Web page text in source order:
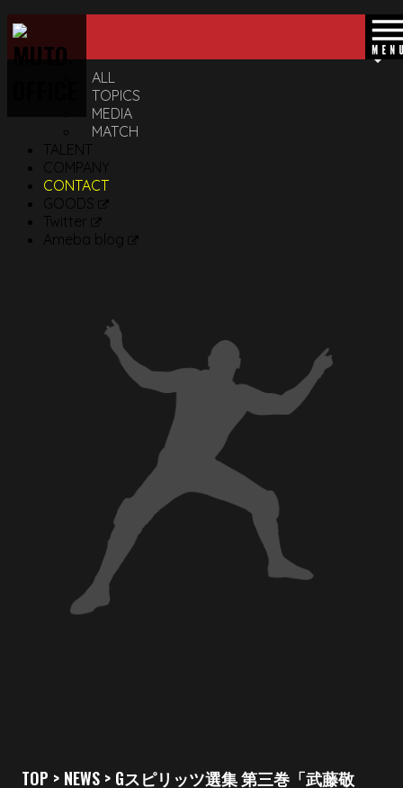
NEWS
ALL
TOPICS
MEDIA
MATCH
TALENT
COMPANY
CONTACT
GOODS
Twitter
Ameba blog
TOP > NEWS > Gスピリッツ選集 第三巻「武藤敬